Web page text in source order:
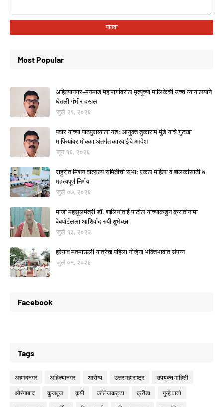
Most Popular
अहिल्यानगर–मनमाड महामार्गावरील मृत्यूंच्या मालिकेची उच्च न्यायालयाने
घेतली गंभीर दखल
जुलै २१, २०२६
पवार यांच्या पाठपुराव्याला यश; आयुक्त तुकाराम मुंडे यांचे गुटखा
माफियांवर मोक्का अंतर्गत कारवाईचे आदेश
जून १६, २०२६
राहुरीत मिशन वात्सल्य समितीची सभा; एकल महिला व बालकांसाठी ७
महत्त्वपूर्ण निर्णय
जुलै ०७, २०२६
माजी महसूलमंत्री डॉ. शालिनीताई पाटील यांच्याकडुन क्रांतीनामा
वेबपोर्टलला आशिर्वाद रुपी शुभेच्छा
जुलै १३, २०२२
हरेगाव मतमाऊली यात्रेचा पहिला नोव्हेना भक्तिभावात संपन्न
जुलै ०५, २०२६
Facebook
Tags
अहमदनगर अहिल्यानगर आरोग्य उत्तर महाराष्ट्र उपयुक्त माहिती
औरंगाबाद कुजबूज कृषी कॉलेज कट्टा क्रीडा गुन्हे वार्ता